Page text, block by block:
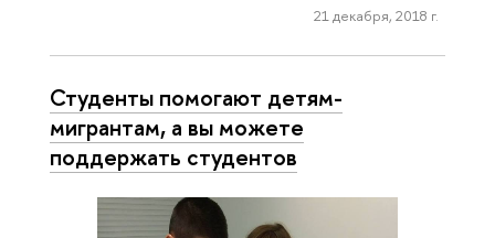
21 декабря, 2018 г.
Студенты помогают детям-
мигрантам, а вы можете
поддержать студентов